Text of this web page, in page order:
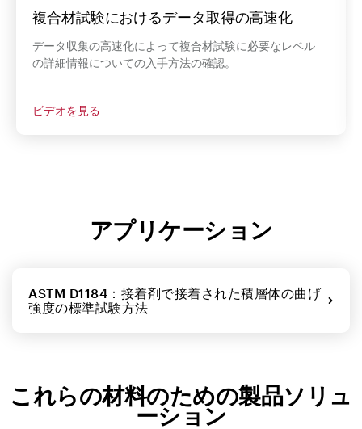
複合材試験におけるデータ取得の高速化
データ収集の高速化によって複合材試験に必要なレベル
の詳細情報についての入手方法の確認。
ビデオを見る
アプリケーション
ASTM D1184：接着剤で接着された積層体の曲げ
強度の標準試験方法
これらの材料のための製品ソリュ
ーション